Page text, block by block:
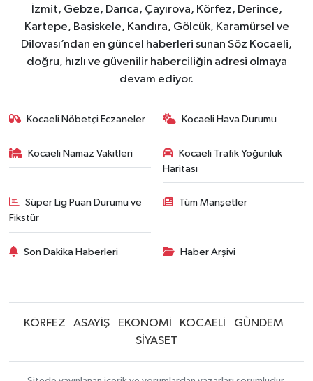
İzmit, Gebze, Darıca, Çayırova, Körfez, Derince,
Kartepe, Başiskele, Kandıra, Gölcük, Karamürsel ve
Dilovası’ndan en güncel haberleri sunan Söz Kocaeli,
doğru, hızlı ve güvenilir haberciliğin adresi olmaya
devam ediyor.
Kocaeli Nöbetçi Eczaneler Kocaeli Hava Durumu
Kocaeli Namaz Vakitleri
Kocaeli Trafik Yoğunluk
Haritası
Süper Lig Puan Durumu ve
Fikstür
Tüm Manşetler
Son Dakika Haberleri Haber Arşivi
KÖRFEZ ASAYİŞ EKONOMİ KOCAELİ
GÜNDEM
SİYASET